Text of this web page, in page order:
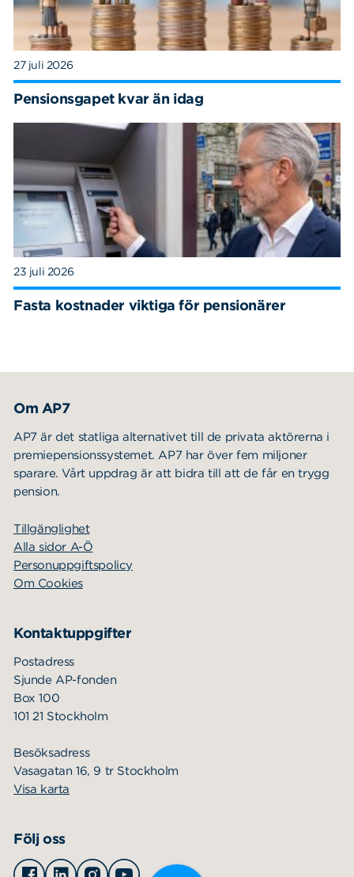
27 juli 2026
Pensionsgapet kvar än idag
23 juli 2026
Fasta kostnader viktiga för pensionärer
Om AP7
AP7 är det statliga alternativet till de privata aktörerna i
premiepensionssystemet. AP7 har över fem miljoner
sparare. Vårt uppdrag är att bidra till att de får en trygg
pension.
Tillgänglighet
Alla sidor A-Ö
Personuppgiftspolicy
Om Cookies
Kontaktuppgifter
Postadress
Sjunde AP-fonden
Box 100
101 21 Stockholm
Besöksadress
Vasagatan 16, 9 tr Stockholm
Visa karta
Följ oss
Facebook
LinkedinInstagramYoutube